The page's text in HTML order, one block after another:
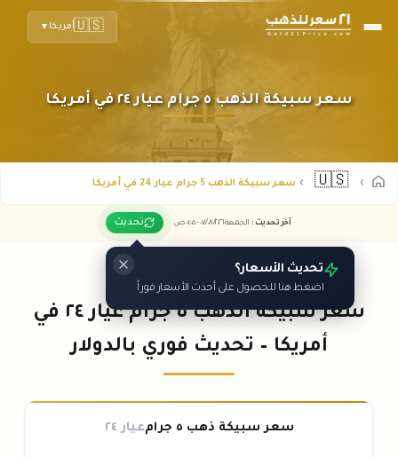
🇺🇸أمريكا ▼
سعر سبيكة الذهب ٥ جرام عيار ٢٤ في أمريكا
🇺🇸 سعر سبيكة الذهب 5 جرام عيار 24 في أمريكا
آخر تحديث : الجمعة ٠٧ /٠٨/٢٠٢٦ - ٠١:٠٥ ص تحديث
تحديث الأسعار؟
اضغط هنا للحصول على أحدث الأسعار فوراً
سعر سبيكة الذهب ٥ جرام عيار ٢٤ في
أمريكا – تحديث فوري بالدولار
سعر سبيكة ذهب ٥ جرام عيار ٢٤